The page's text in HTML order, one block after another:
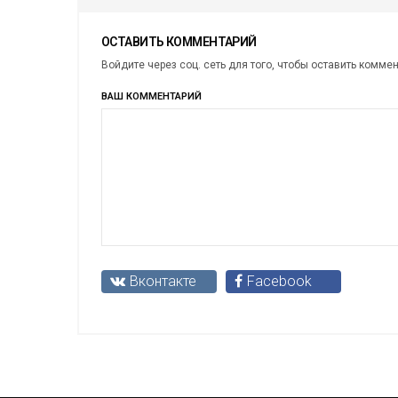
ОСТАВИТЬ КОММЕНТАРИЙ
Войдите через соц. сеть для того, чтобы оставить
ВАШ КОММЕНТАРИЙ
Вконтакте Facebook